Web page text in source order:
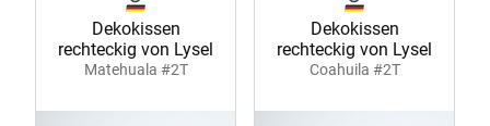
Dekokissen
rechteckig von Lysel
Matehuala #2T
Dekokissen
rechteckig von Lysel
Coahuila #2T